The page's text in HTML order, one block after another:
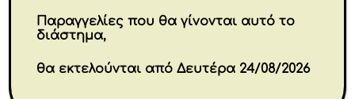
Παραγγελίες που θα γίνονται αυτό το
διάστημα,
θα εκτελούνται από Δευτέρα 24/08/2026